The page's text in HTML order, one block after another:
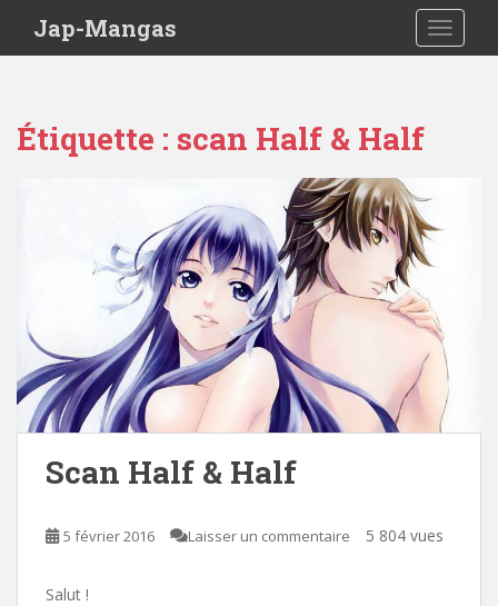
Jap-Mangas
Étiquette : scan Half & Half
Scan Half & Half
5 février 2016 Laisser un commentaire 5 804 vues
Salut !